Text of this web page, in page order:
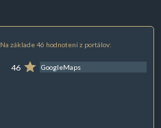
Na základe 46 hodnotení z portálov:
46 GoogleMaps